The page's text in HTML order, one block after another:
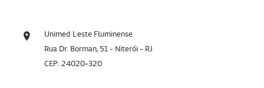
Unimed Leste Fluminense
Rua Dr. Borman, 51 - Niterói - RJ
CEP: 24020-320